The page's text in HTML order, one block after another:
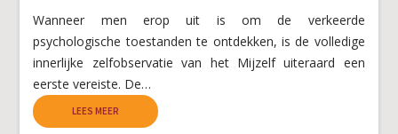
Wanneer men erop uit is om de verkeerde
psychologische toestanden te ontdekken, is de volledige
innerlijke zelfobservatie van het Mijzelf uiteraard een
eerste vereiste. De…
LEES MEER